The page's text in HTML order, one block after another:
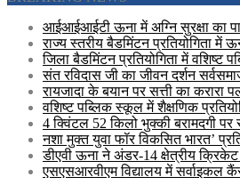
आईआईआईटी ऊना में अग्नि सुरक्षा का
राज्य स्तरीय बैडमिंटन प्रतियोगिता में
जिला बैडमिंटन प्रतियोगिता में वशिष्ट
संत रविदास जी का जीवन दर्शन
रायजादा के बयान पर सत्ती का
वशिष्ट पब्लिक स्कूल में शैक्षणिक
4 क्विंटल 52 किलो भुक्की बरामदगी
नशा मुक्त युवा फॉर विकसित भारत’
डीएवी ऊना ने अंडर-14 क्षेत्रीय क्रिकेट
एसएसआरवीएम विद्यालय में सर्वाइकल